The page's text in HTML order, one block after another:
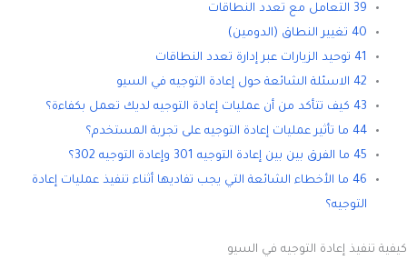
39 التعامل مع تعدد النطاقات
40 تغيير النطاق (الدومين)
41 توحيد الزيارات عبر إدارة تعدد النطاقات
42 الاسئلة الشائعة حول إعادة التوجيه في السيو
43 كيف تتأكد من أن عمليات إعادة التوجيه لديك تعمل بكفاءة؟
44 ما تأثير عمليات إعادة التوجيه على تجربة المستخدم؟
45 ما الفرق بين بين إعادة التوجيه 301 وإعادة التوجيه 302؟
46 ما الأخطاء الشائعة التي يجب تفاديها أثناء تنفيذ عمليات إعادة
التوجيه؟
كيفية تنفيذ إعادة التوجيه في السيو